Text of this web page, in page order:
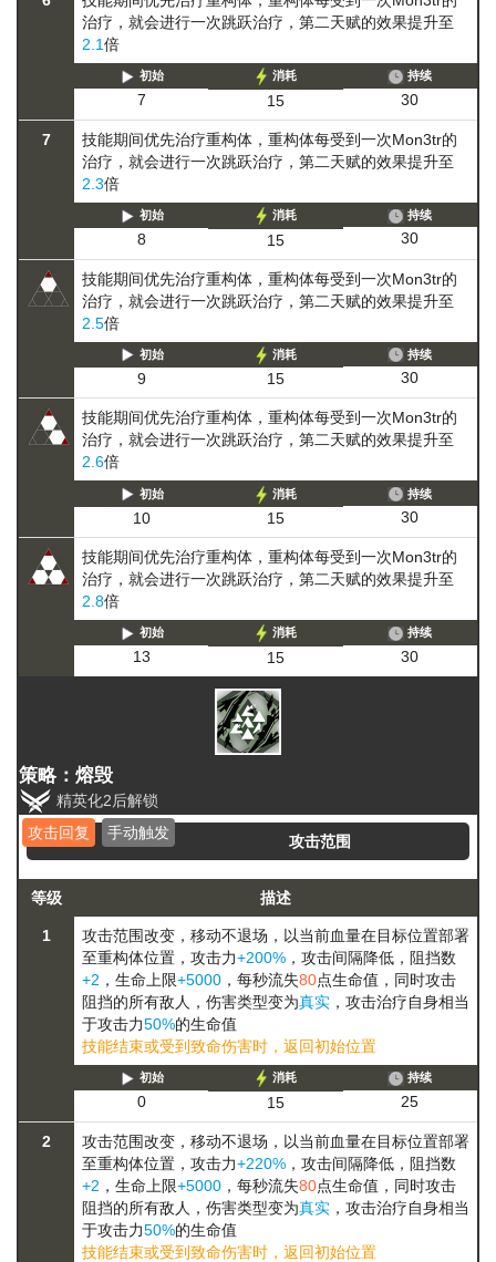
治疗，就会进行一次跳跃治疗，第二天赋的效果提升至
2.1倍
初始
7
消耗
15
持续
30
7
技能期间优先治疗重构体，重构体每受到一次Mon3tr的
治疗，就会进行一次跳跃治疗，第二天赋的效果提升至
2.3倍
初始
8
消耗
15
持续
30
技能期间优先治疗重构体，重构体每受到一次Mon3tr的
治疗，就会进行一次跳跃治疗，第二天赋的效果提升至
2.5倍
初始
9
消耗
15
持续
30
技能期间优先治疗重构体，重构体每受到一次Mon3tr的
治疗，就会进行一次跳跃治疗，第二天赋的效果提升至
2.6倍
初始
10
消耗
15
持续
30
技能期间优先治疗重构体，重构体每受到一次Mon3tr的
治疗，就会进行一次跳跃治疗，第二天赋的效果提升至
2.8倍
初始
13
消耗
15
持续
30
策略：熔毁
精英化2后解锁
攻击回复
手动触发 攻击范围
等级 描述
1 攻击范围改变， 移动不退场，以当前血量在目标位置部署
至重构体位置，攻击力+200% ，攻击间隔降低，阻挡数
+2 ，生命上限+5000 ，每秒流失80点生命值，同时攻击
阻挡的所有敌人，伤害类型变为真实 ，攻击治疗自身相当
于攻击力50%的生命值
技能结束或受到致命伤害时，返回初始位置
初始
0
消耗
15
持续
25
2 攻击范围改变， 移动不退场，以当前血量在目标位置部署
至重构体位置，攻击力+220% ，攻击间隔降低，阻挡数
+2 ，生命上限+5000 ，每秒流失80点生命值，同时攻击
阻挡的所有敌人，伤害类型变为真实 ，攻击治疗自身相当
于攻击力50%的生命值
技能结束或受到致命伤害时，返回初始位置